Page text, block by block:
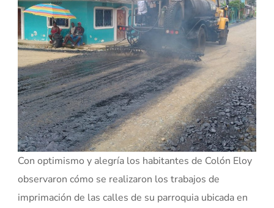
Con optimismo y alegría los habitantes de Colón Eloy
observaron cómo se realizaron los trabajos de
imprimación de las calles de su parroquia ubicada en